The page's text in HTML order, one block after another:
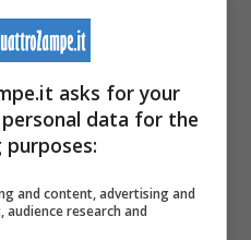
nel gennaio
è riuscita a
ha raccontato il suo
il suoLabrador
asks for your
data for the
and content, advertising and
research and